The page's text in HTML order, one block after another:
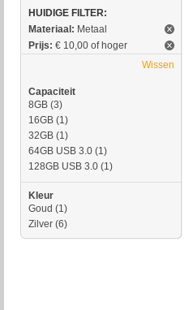
HUIDIGE FILTER:
Materiaal: Metaal
Prijs: € 10,00 of hoger
Wissen
Capaciteit
8GB (3)
16GB (1)
32GB (1)
64GB USB 3.0 (1)
128GB USB 3.0 (1)
Kleur
Goud (1)
Zilver (6)